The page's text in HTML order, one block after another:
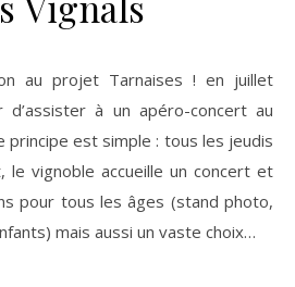
d’assister à un apéro-concert au
principe est simple : tous les jeudis
vignoble accueille un concert et
pour tous les âges (stand photo,
mais aussi un vaste choix…